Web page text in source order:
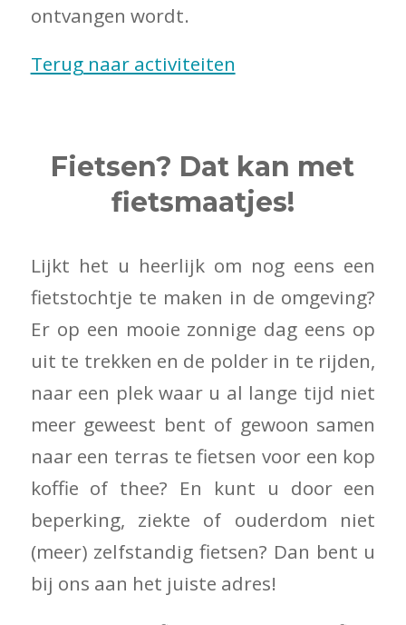
ontvangen wordt.
Terug naar activiteiten
Fietsen? Dat kan met
fietsmaatjes!
Lijkt het u heerlijk om nog eens een
fietstochtje te maken in de omgeving?
Er op een mooie zonnige dag eens op
uit te trekken en de polder in te rijden,
naar een plek waar u al lange tijd niet
meer geweest bent of gewoon samen
naar een terras te fietsen voor een kop
koffie of thee? En kunt u door een
beperking, ziekte of ouderdom niet
(meer) zelfstandig fietsen? Dan bent u
bij ons aan het juiste adres!